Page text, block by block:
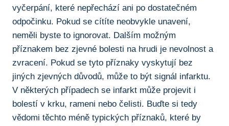
vyčerpání, které nepřechází ani po ⁤dostatečném
odpočinku. Pokud se cítíte neobvykle unavení,
neměli byste to ignorovat. Dalším možným
příznakem ‍bez zjevné bolesti na hrudi je nevolnost a
zvracení. Pokud se tyto příznaky vyskytují bez
⁢jiných zjevných důvodů, může to být signál ⁢infarktu.
V některých případech ⁣se infarkt může projevit i
bolestí‍ v krku, rameni nebo čelisti. Buďte si tedy
vědomi těchto méně⁢ typických příznaků, které by